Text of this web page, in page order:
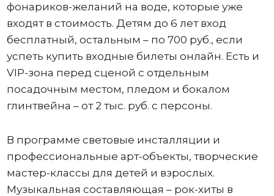
фонариков-желаний на воде, которые уже
входят в стоимость. Детям до 6 лет вход
бесплатный, остальным – по 700 руб., если
успеть купить входные билеты онлайн. Есть и
VIP-зона перед сценой с отдельным
посадочным местом, пледом и бокалом
глинтвейна – от 2 тыс. руб. с персоны.
В программе световые инсталляции и
профессиональные арт-объекты, творческие
мастер-классы для детей и взрослых.
Музыкальная составляющая – рок-хиты в